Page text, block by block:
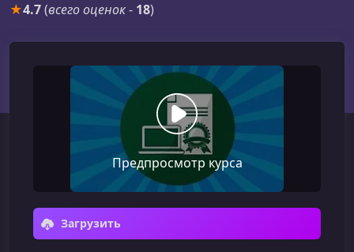
★4.7(всего оценок- 18)
Предпросмотр курса
Загрузить